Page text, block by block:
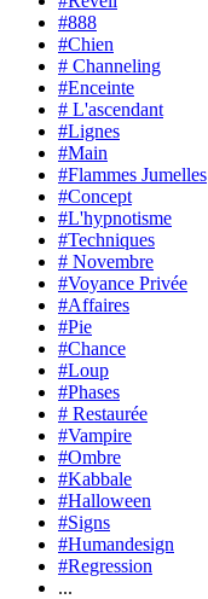
#888
#Chien
# Channeling
#Enceinte
# L'ascendant
#Lignes
#Main
#Flammes Jumelles
#Concept
#L'hypnotisme
#Techniques
# Novembre
#Voyance Privée
#Affaires
#Pie
#Chance
#Loup
#Phases
# Restaurée
#Vampire
#Ombre
#Kabbale
#Halloween
#Signs
#Humandesign
#Regression
...